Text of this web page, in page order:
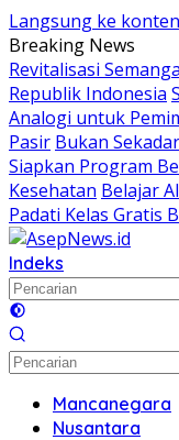
Langsung ke konten
Breaking News
Revitalisasi
Republik Indonesia
Analogi untuk
Pasir Bukan
Siapkan Program
Kesehatan Belajar
Padati Kelas Gratis
Indeks
Mancanegara
Nusantara